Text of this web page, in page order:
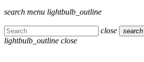
search menu lightbulb_outline
close search
lightbulb_outline close